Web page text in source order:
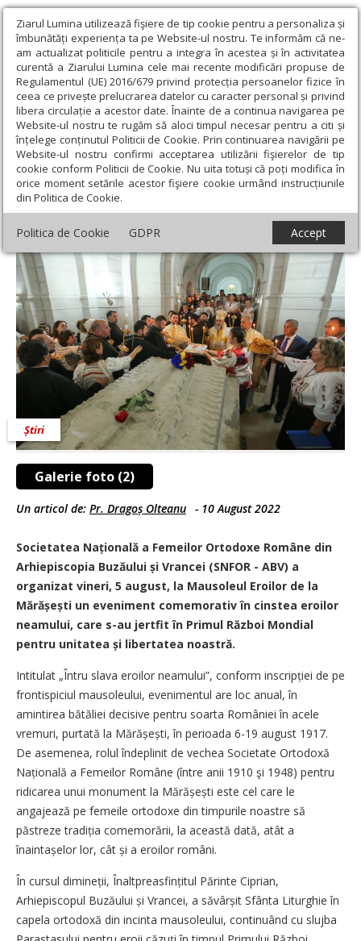
Ziarul Lumina utilizează fişiere de tip cookie pentru a personaliza și
îmbunătăți experiența ta pe Website-ul nostru. Te informăm că ne-
am actualizat politicile pentru a integra în acestea și în activitatea
curentă a Ziarului Lumina cele mai recente modificări propuse de
Regulamentul (UE) 2016/679 privind protecția persoanelor fizice în
ceea ce privește prelucrarea datelor cu caracter personal și privind
libera circulație a acestor date. Înainte de a continua navigarea pe
Website-ul nostru te rugăm să aloci timpul necesar pentru a citi și
înțelege conținutul Politicii de Cookie. Prin continuarea navigării pe
Website-ul nostru confirmi acceptarea utilizării fişierelor de tip
cookie conform Politicii de Cookie. Nu uita totuși că poți modifica în
orice moment setările acestor fişiere cookie urmând instrucțiunile
din Politica de Cookie.
Politica de Cookie GDPR Accept
Ziarul Lumina › Actualitate religioasă › Știri › Eveniment
comemorativ la Mausoleul de la Mărășești
Eveniment comemorativ la Mausoleul de la
Mărășești
Galerie foto (2)
Știri
Un articol de: Pr. Dragoș Olteanu - 10 August 2022
Societatea Națională a Femeilor Ortodoxe Române din
Arhiepiscopia Buzăului și Vrancei (SNFOR - ABV) a
organizat vineri, 5 august, la Mausoleul Eroilor de la
Mărășești un eveniment comemorativ în cinstea eroilor
neamului, care s-au jertfit în Primul Război Mondial
pentru unitatea și libertatea noastră.
Intitulat „Întru slava eroilor neamului”, conform inscripției de pe
frontispiciul mausoleului, evenimentul are loc anual, în
amintirea bătăliei decisive pentru soarta României în acele
vremuri, purtată la Mărășești, în perioada 6-19 august 1917.
De asemenea, rolul îndeplinit de vechea Societate Ortodoxă
Națională a Femeilor Române (între anii 1910 şi 1948) pentru
ridicarea unui monument la Mărășești este cel care le
angajează pe femeile ortodoxe din timpurile noastre să
păstreze tradiția comemorării, la această dată, atât a
înaintașelor lor, cât și a eroilor români.
În cursul dimineții, Înaltpreasfințitul Părinte Ciprian,
Arhiepiscopul Buzăului și Vrancei, a săvârșit Sfânta Liturghie în
capela ortodoxă din incinta mausoleului, continuând cu slujba